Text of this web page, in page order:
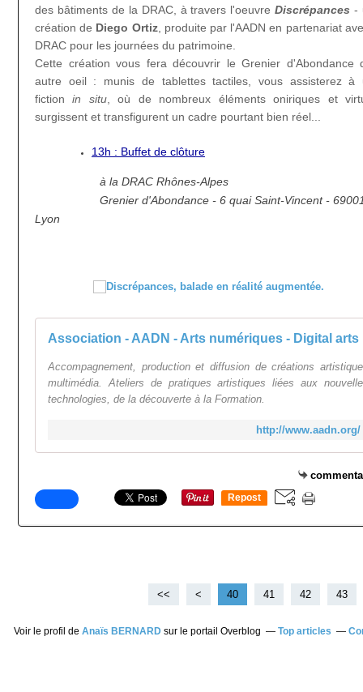
des bâtiments de la DRAC, à travers l'oeuvreDiscrépances -
création de Diego Ortiz, produite par l'AADN en partenariat
DRAC pour les journées du patrimoine.
Cette création vous fera découvrir le Grenier d'Abondance
autre oeil : munis de tablettes tactiles, vous assisterez à
fictionin situ, où de nombreux éléments oniriques et
surgissent et transfigurent un cadre pourtant bien réel...
13h : Buffet de clôture
à la DRAC Rhônes-Alpes
Grenier d'Abondance - 6 quai Saint-Vincent -
Lyon
Association - AADN - Arts numériques - Digital arts
Accompagnement, production et diffusion de créations
multimédia. Ateliers de pratiques artistiques liées aux
technologies, de la découverte à la Formation.
http://www.aadn.org/
Repost
<< < 10
20
30
40 41 42 43
Voir le profil de Anaïs BERNARDsur le portail Overblog Top articles